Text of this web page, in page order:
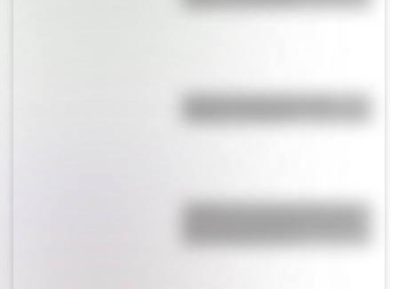
Bandera de Ecuador para
colorear e imprimir
¿Sabías que Argentina tuvo la